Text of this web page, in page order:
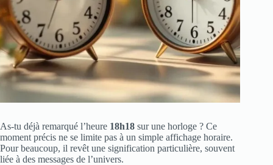
As-tu déjà remarqué l’heure 18h18 sur une horloge ? Ce
moment précis ne se limite pas à un simple affichage horaire.
Pour beaucoup, il revêt une signification particulière, souvent
liée à des messages de l’univers.